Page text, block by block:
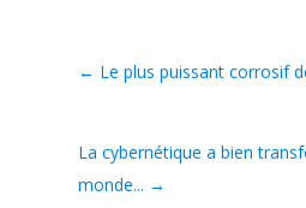
← Le plus puissant corrosif
La cybernétique a bien
monde... →